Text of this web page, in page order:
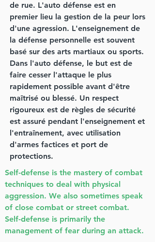
de rue. L'auto défense est en
premier lieu la gestion de la peur lors
d'une agression. L'enseignement de
la défense personnelle est souvent
basé sur des arts martiaux ou sports.
Dans l'auto défense, le but est de
faire cesser l'attaque le plus
rapidement possible avant d'être
maîtrisé ou blessé. Un respect
rigoureux est de règles de sécurité
est assuré pendant l'enseignement et
l'entraînement, avec utilisation
d'armes factices et port de
protections.
Self-defense is the mastery of combat
techniques to deal with physical
aggression. We also sometimes speak
of close combat or street combat.
Self-defense is primarily the
management of fear during an attack.